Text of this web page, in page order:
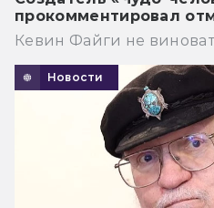
прокомментировал
Кевин Файги не
Новости